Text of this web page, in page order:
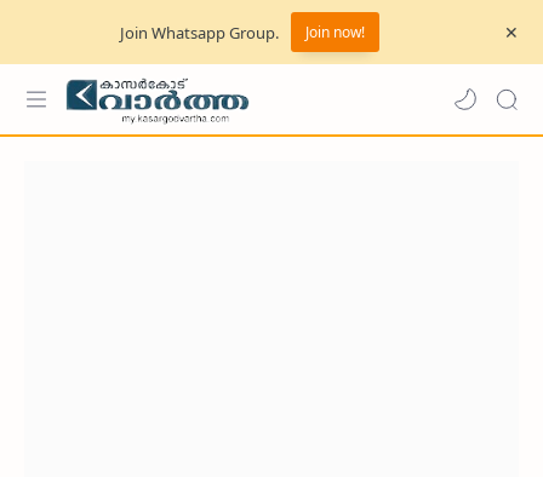
Join Whatsapp Group. Join now!